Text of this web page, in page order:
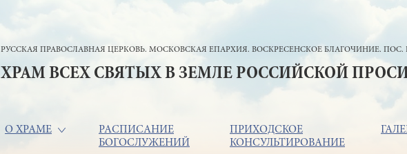
РУССКАЯ ПРАВОСЛАВНАЯ ЦЕРКОВЬ. МОСКОВСКАЯ ЕПАРХИЯ. ВОСКРЕСЕНСКОЕ БЛАГОЧИНИЕ. ПОС.
ХРАМ ВСЕХ СВЯТЫХ В ЗЕМЛЕ РОССИЙСКОЙ
О ХРАМЕ
РАСПИСАНИЕ
БОГОСЛУЖЕНИЙ
ПРИХОДСКОЕ
КОНСУЛЬТИРОВАНИЕ